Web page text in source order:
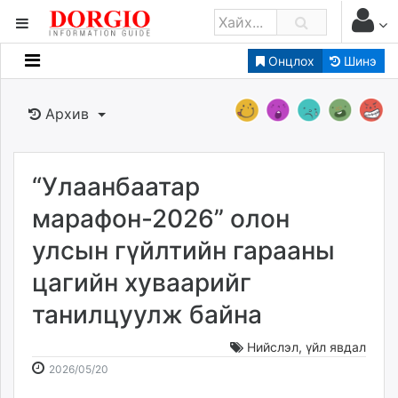
Онцлох Шинэ
Мэдээллийн
Банк санхүү
Бизнес ААН
Төрийн
dorgio.mn
Gogo.mn
caak.mn
news.mn
Baabar.mn
Архив
“Улаанбаатар
марафон-2026” олон
улсын гүйлтийн гарааны
цагийн хуваарийг
танилцуулж байна
Нийслэл, үйл явдал
2026/05/20